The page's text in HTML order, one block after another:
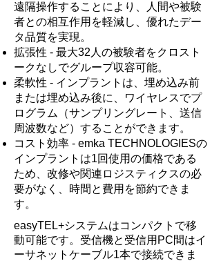
遠隔操作することにより、人間や被験
者との相互作用を軽減し、優れたデー
タ品質を実現。
拡張性 - 最大32人の被験者をクロスト
ークなしでグループ収容可能。
柔軟性 - インプラントは、埋め込み前
または埋め込み後に、ワイヤレスでプ
ログラム（サンプリングレート、送信
周波数など）することができます。
コスト効率 - emka TECHNOLOGIESの
インプラントは1回使用の価格である
ため、改修や関連ロジスティクスの必
要がなく、時間と費用を節約できま
す。
easyTEL+システムはコンパクトで移
動可能です。受信機と受信用PC間はイ
ーサネットケーブル1本で接続できま